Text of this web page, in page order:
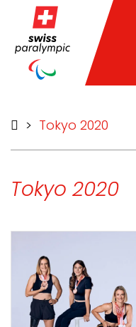
> Tokyo 2020
Tokyo 2020